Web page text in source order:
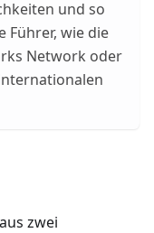
und so
Führer, wie die
Network oder
zwei